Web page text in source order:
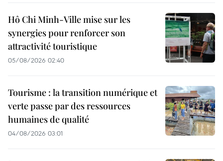
Hô Chi Minh-Ville mise sur les
synergies pour renforcer son
attractivité touristique
05/08/2026 02:40
Tourisme : la transition numérique et
verte passe par des ressources
humaines de qualité
04/08/2026 03:01